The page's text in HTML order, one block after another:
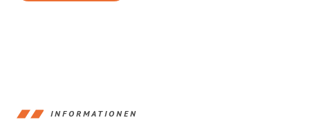
INFORMATIONEN